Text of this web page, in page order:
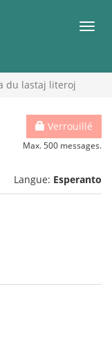
du lastaj literoj
Verrouillé
Max. 500 messages.
Langue: Esperanto